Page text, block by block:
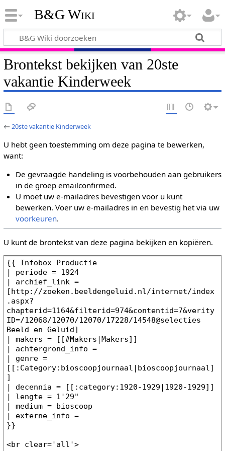
B&G Wiki
Brontekst bekijken van 20ste
vakantie Kinderweek
←20ste vakantie Kinderweek
U hebt geen toestemming om deze pagina te bewerken,
want:
De gevraagde handeling is voorbehouden aan gebruikers
in de groep emailconfirmed.
U moet uw e-mailadres bevestigen voor u kunt
bewerken. Voer uw e-mailadres in en bevestig het via uw
voorkeuren.
U kunt de brontekst van deze pagina bekijken en kopiëren.